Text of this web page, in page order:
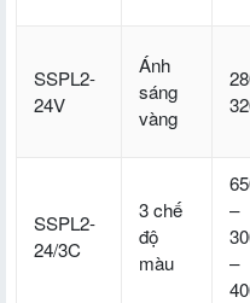
SSPL2-
24V
Ánh
sáng
vàng
SSPL2-
24/3C
3 chế
độ
màu
–
–